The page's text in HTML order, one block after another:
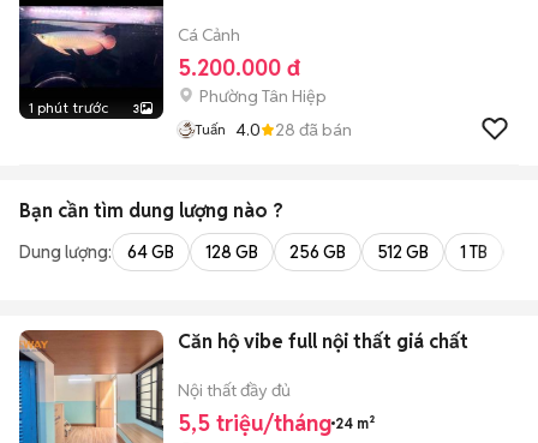
1 phút trước 3
Cá Cảnh
5.200.000 đ
Phường Tân Hiệp
Tuấn 4.0 28 đã bán
Bạn cần tìm dung lượng nào ?
Dung lượng: 64 GB 128 GB 256 GB 512 GB 1 TB
Căn hộ vibe full nội thất giá chất
Nội thất đầy đủ
5,5 triệu/tháng 24 m²